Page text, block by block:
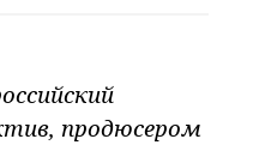
продюсером